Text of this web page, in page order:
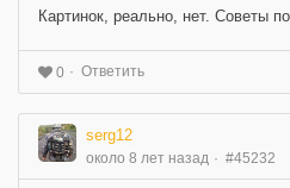
Картинок, реально, нет. Советы
0 Ответить
serg12
около 8 лет назад #45232